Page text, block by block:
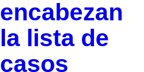
encabezan
la lista de
casos